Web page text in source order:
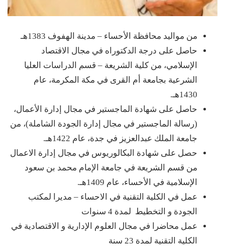
من مواليد محافظة الأحساء – مدينة الهفوف 1383هـ
حاصل على درجة الدكتوراه في مجال الاقتصاد
الإسلامي، من كلية الشريعة – قسم الدراسات العليا
الشرعية بجامعة أم القرى في مكة المكرمة، عام
1430هـ.
حاصل على شهادة الماجستير في مجال إدارة الأعمال،
(رسالة الماجستير في مجال إدارة الجودة الشاملة)، من
جامعة الملك عبدالعزيز في جدة، عام 1422هـ.
حصل على شهادة البكالوريوس في مجال إدارة الاعمال
من قسم الشريعة في جامعة الإمام محمد بن سعود
الإسلامية في الأحساء، عام 1409هـ.
عمل في الكلية التقنية في الاحساء – مديرا لمكتب
الجودة و التخطيط لمدة 4 سنوات
عمل محاضرا في مجال العلوم الإدارية و الاقتصادية في
الكلية التقنية لمدة 23 سنة